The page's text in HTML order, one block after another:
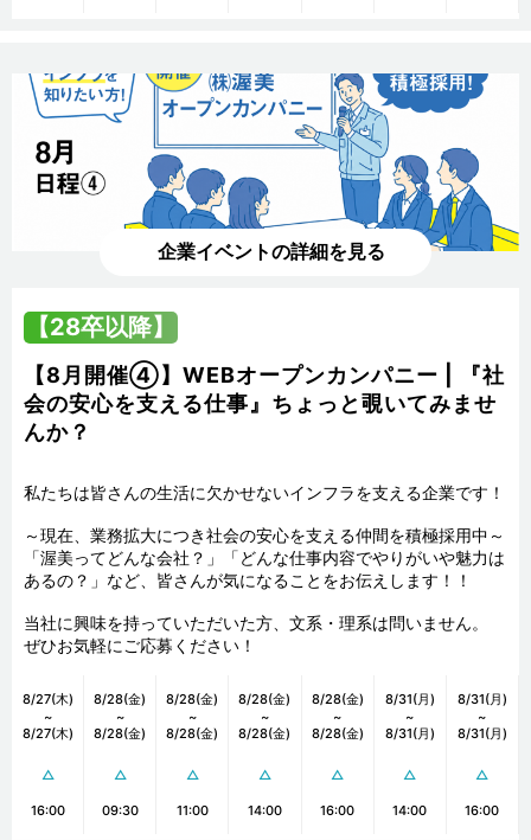
企業イベントの詳細を見る
【28卒以降】
【8月開催④】WEBオープンカンパニー | 『社
会の安心を支える仕事』ちょっと覗いてみませ
んか？
私たちは皆さんの生活に欠かせないインフラを支える企業です！
～現在、業務拡大につき社会の安心を支える仲間を積極採用中～
「渥美ってどんな会社？」「どんな仕事内容でやりがいや魅力は
あるの？」など、皆さんが気になることをお伝えします！！
当社に興味を持っていただいた方、文系・理系は問いません。
ぜひお気軽にご応募ください！
8/27(木)
~
8/27(木)
△
16:00
8/28(金)
~
8/28(金)
△
09:30
8/28(金)
~
8/28(金)
△
11:00
8/28(金)
~
8/28(金)
△
14:00
8/28(金)
~
8/28(金)
△
16:00
8/31(月)
~
8/31(月)
△
14:00
8/31(月)
~
8/31(月)
△
16:00